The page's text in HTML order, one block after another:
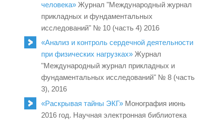
человека» Журнал "Международный журнал
прикладных и фундаментальных
исследований" № 10 (часть 4) 2016
«Анализ и контроль сердечной деятельности
при физических нагрузках» Журнал
"Международный журнал прикладных и
фундаментальных исследований" № 8 (часть
3), 2016
«Раскрывая тайны ЭКГ» Монография июнь
2016 год. Научная электронная библиотека